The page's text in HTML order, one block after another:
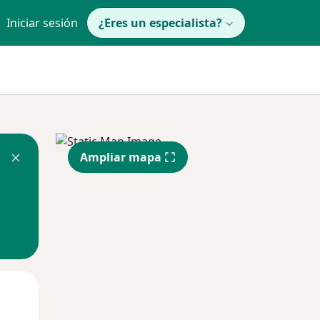
Iniciar sesión ¿Eres un especialista?
Ampliar mapa